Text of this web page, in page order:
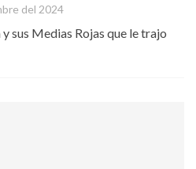
del 2024
sus Medias Rojas que le trajo